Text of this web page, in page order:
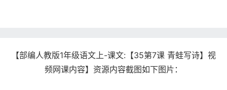
【部编人教版1年级语文上-课文:【35第7课 青蛙写诗】视
频网课内容】资源内容截图如下图片：